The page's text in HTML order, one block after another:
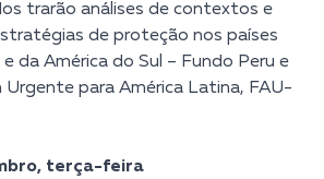
trarão análises de contextos e
de proteção nos países
da América do Sul – Fundo Peru e
Urgente para América Latina, FAU-
terça-feira